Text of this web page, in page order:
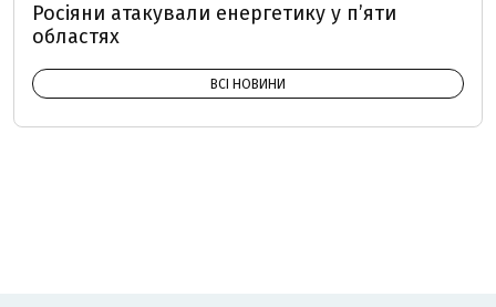
Росіяни атакували енергетику у пʼяти
областях
ВСІ НОВИНИ